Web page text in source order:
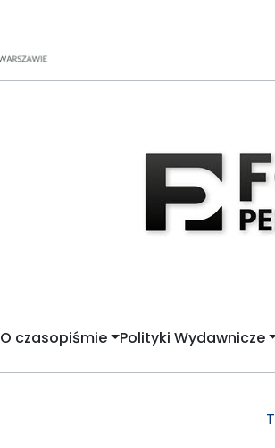
O czasopiśmie Polityki Wydawnicze